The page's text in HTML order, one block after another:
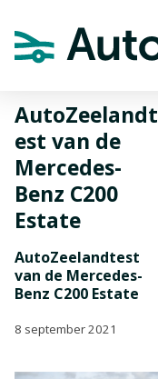
Estate
AutoZeelandt
est van de
Mercedes-
Benz C200
Estate
AutoZeelandtest
van de Mercedes-
Benz C200 Estate
8 september 2021